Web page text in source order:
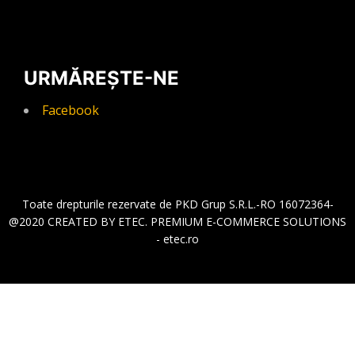
Role rulare
Excavatoare
Buldozere
URMĂREȘTE-NE
Facebook
Toate drepturile rezervate de PKD Grup S.R.L.-RO 16072364-
@2020 CREATED BY ETEC. PREMIUM E-COMMERCE SOLUTIONS
- etec.ro